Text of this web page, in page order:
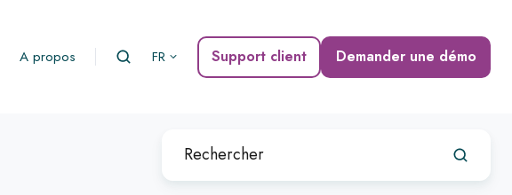
A propos FR Support client Demander une démo